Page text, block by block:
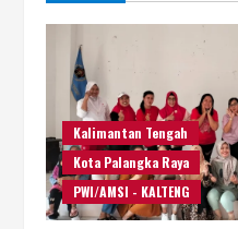
Kalimantan Tengah
Kota Palangka Raya
PWI/AMSI - KALTENG